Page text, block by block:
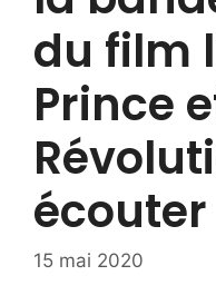
du film
Prince
écouter
15 mai 2020